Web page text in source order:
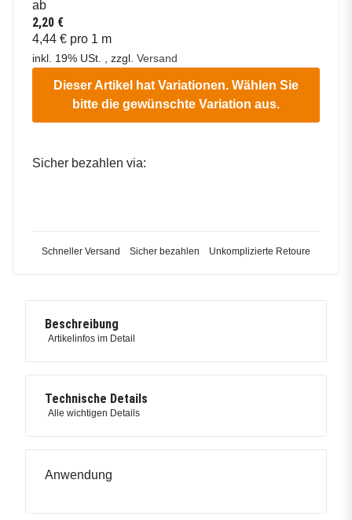
ab
2,20 €
4,44 € pro 1 m
inkl. 19% USt. , zzgl. Versand
Dieser Artikel hat Variationen. Wählen Sie
bitte die gewünschte Variation aus.
Sicher bezahlen via:
Schneller Versand Sicher bezahlen Unkomplizierte Retoure
Beschreibung
Artikelinfos im Detail
Technische Details
Alle wichtigen Details
Anwendung